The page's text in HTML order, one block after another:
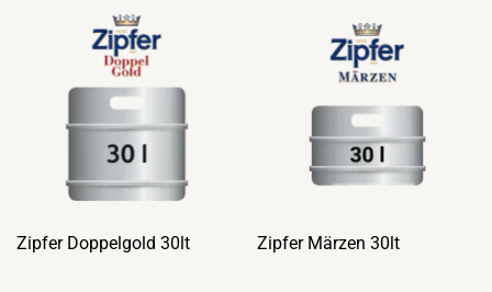
Zipfer Doppelgold 30lt Zipfer Märzen 30lt